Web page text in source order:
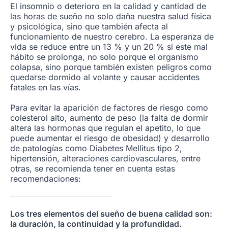
El insomnio o deterioro en la calidad y cantidad de
las horas de sueño no solo daña nuestra salud física
y psicológica, sino que también afecta al
funcionamiento de nuestro cerebro. La esperanza de
vida se reduce entre un 13 % y un 20 % si este mal
hábito se prolonga, no solo porque el organismo
colapsa, sino porque también existen peligros como
quedarse dormido al volante y causar accidentes
fatales en las vías.
Para evitar la aparición de factores de riesgo como
colesterol alto, aumento de peso (la falta de dormir
altera las hormonas que regulan el apetito, lo que
puede aumentar el riesgo de obesidad) y desarrollo
de patologías como Diabetes Mellitus tipo 2,
hipertensión, alteraciones cardiovasculares, entre
otras, se recomienda tener en cuenta estas
recomendaciones:
Los tres elementos del sueño de buena calidad son:
la duración, la continuidad y la profundidad.